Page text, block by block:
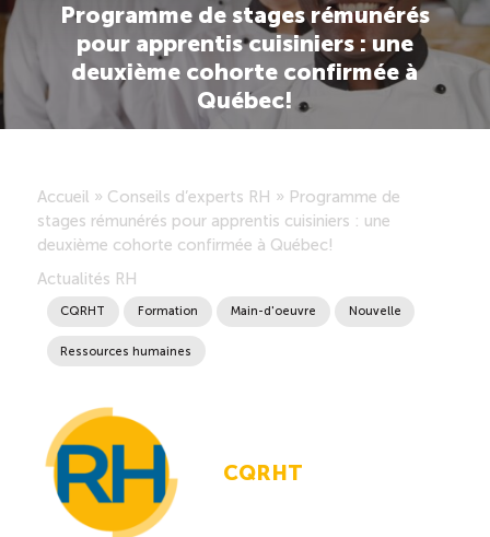
Main-d’oeuvre en tourisme
Le pôle IMT
Saisonnalité des emplois
Outils et ressources
Portail RH
Descriptions de fonction
Balados
Programme de stages rémunérés
pour apprentis cuisiniers : une
deuxième cohorte confirmée à
Québec!
Accueil » Conseils d’experts RH » Programme de
stages rémunérés pour apprentis cuisiniers : une
deuxième cohorte confirmée à Québec!
Actualités RH
CQRHT Formation Main-d'oeuvre Nouvelle
Ressources humaines
CQRHT